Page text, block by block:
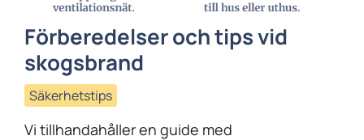
Förberedelser och tips vid
skogsbrand
Säkerhetstips
Vi tillhandahåller en guide med